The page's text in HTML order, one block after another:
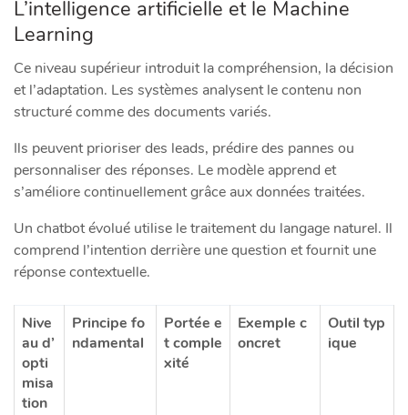
L’intelligence artificielle et le Machine
Learning
Ce niveau supérieur introduit la compréhension, la décision
et l’adaptation. Les systèmes analysent le contenu non
structuré comme des documents variés.
Ils peuvent prioriser des leads, prédire des pannes ou
personnaliser des réponses. Le modèle apprend et
s’améliore continuellement grâce aux données traitées.
Un chatbot évolué utilise le traitement du langage naturel. Il
comprend l’intention derrière une question et fournit une
réponse contextuelle.
Nive
au d’
opti
misa
tion
Principe fo
ndamental
Portée e
t comple
xité
Exemple c
oncret
Outil typ
ique